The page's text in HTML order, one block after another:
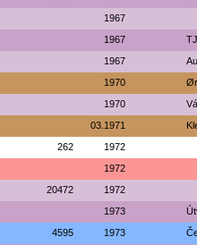
1967
1967
1967
1970
1970
03.1971
262 1972
1972
20472 1972
1973
4595 1973